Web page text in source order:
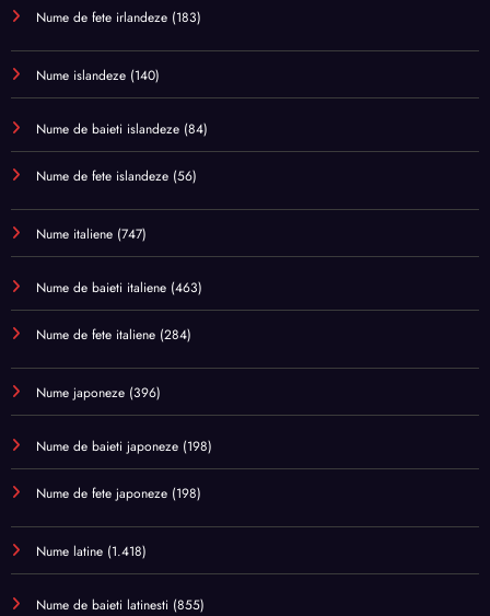
Nume de fete irlandeze (183)
Nume islandeze (140)
Nume de baieti islandeze (84)
Nume de fete islandeze (56)
Nume italiene (747)
Nume de baieti italiene (463)
Nume de fete italiene (284)
Nume japoneze (396)
Nume de baieti japoneze (198)
Nume de fete japoneze (198)
Nume latine (1.418)
Nume de baieti latinesti (855)